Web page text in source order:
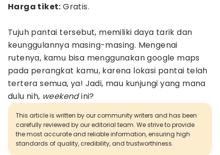
Harga tiket: Gratis.
Tujuh pantai tersebut, memiliki daya tarik dan
keunggulannya masing-masing. Mengenai
rutenya, kamu bisa menggunakan google maps
pada perangkat kamu, karena lokasi pantai telah
tertera semua, ya! Jadi, mau kunjungi yang mana
dulu nih, weekendini?
This article is written by our community writers and has been
carefully reviewed by our editorial team. We strive to provide
the most accurate and reliable information, ensuring high
standards of quality, credibility, and trustworthiness.